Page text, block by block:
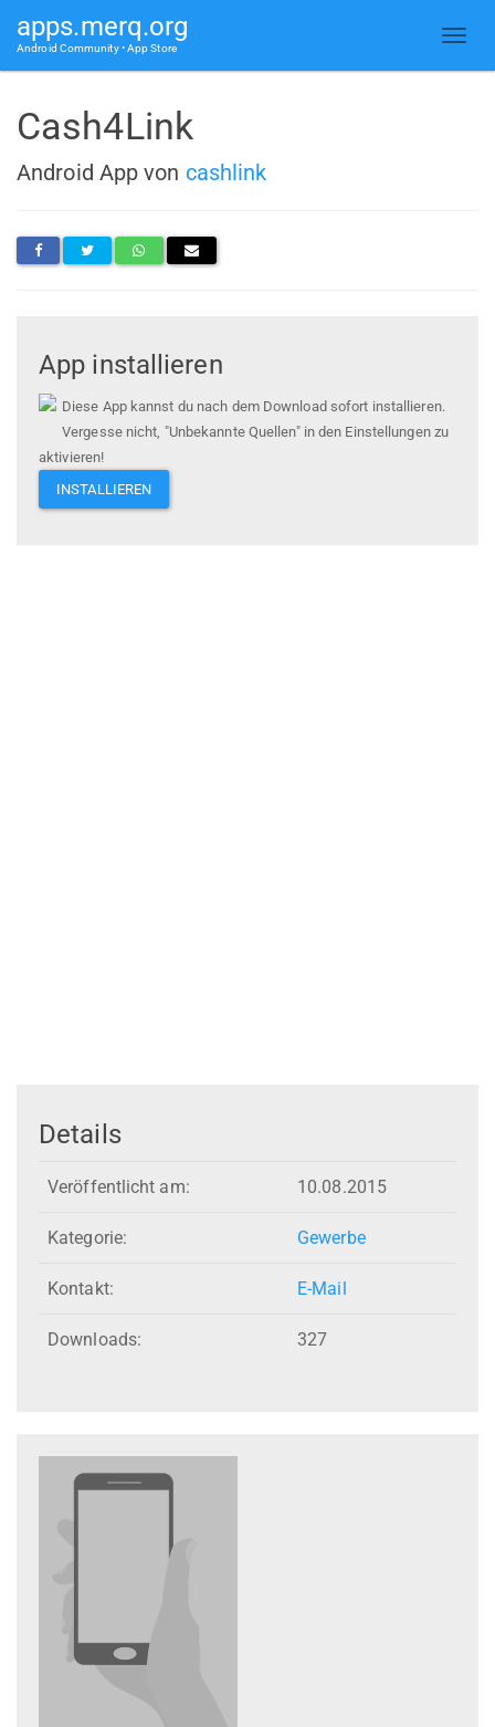
apps.merq.org
Android Community • App Store
Cash4Link
Android App von cashlink
App installieren
Diese App kannst du nach dem Download sofort installieren.
Vergesse nicht, "Unbekannte Quellen" in den Einstellungen zu
aktivieren!
INSTALLIEREN
Details
Veröffentlicht am: 10.08.2015
Kategorie: Gewerbe
Kontakt: E-Mail
Downloads: 327